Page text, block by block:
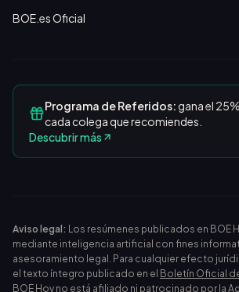
BOE.es Oficial
Programa de Referidos:gana el
cada colega que recomiendes.
Descubrir más
Aviso legal: Los resúmenes publicados en BOE
mediante inteligencia artificial con fines
asesoramiento legal. Para cualquier efecto
el texto íntegro publicado en el Boletín Oficial
BOE Hoy no está afiliado ni patrocinado por la